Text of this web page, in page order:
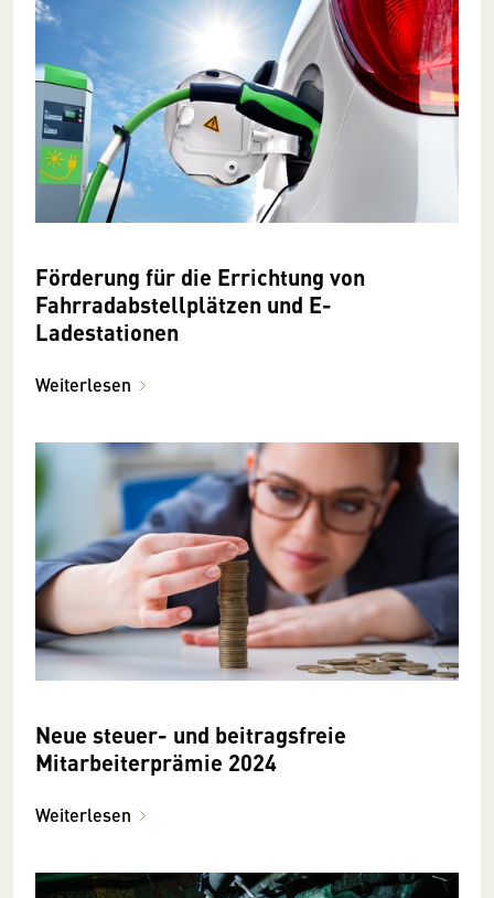
Förderung für die Errichtung von
Fahrradabstellplätzen und E-
Ladestationen
Weiterlesen
Neue steuer- und beitragsfreie
Mitarbeiterprämie 2024
Weiterlesen